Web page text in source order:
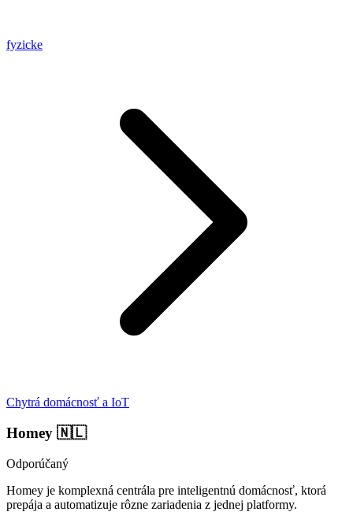
fyzicke
Chytrá domácnosť a IoT
Homey 🇳🇱
Odporúčaný
Homey je komplexná centrála pre inteligentnú domácnosť, ktorá
prepája a automatizuje rôzne zariadenia z jednej platformy.